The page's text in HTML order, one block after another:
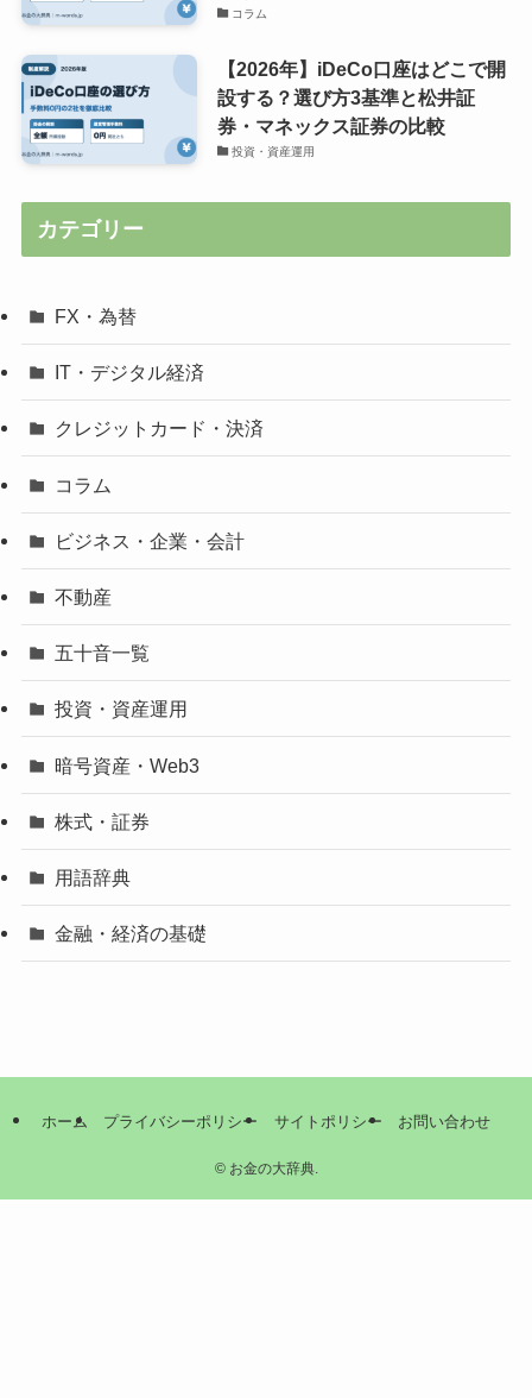
コラム
【2026年】iDeCo口座はどこで開
設する？選び方3基準と松井証
券・マネックス証券の比較
投資・資産運用
カテゴリー
FX・為替
IT・デジタル経済
クレジットカード・決済
コラム
ビジネス・企業・会計
不動産
五十音一覧
投資・資産運用
暗号資産・Web3
株式・証券
用語辞典
金融・経済の基礎
ホーム プライバシーポリシー サイトポリシー お問い合わせ
©お金の大辞典.